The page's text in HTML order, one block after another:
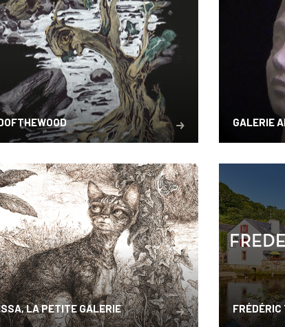
GALERIE
LA PETITE GALERIE FRÉDÉRIC